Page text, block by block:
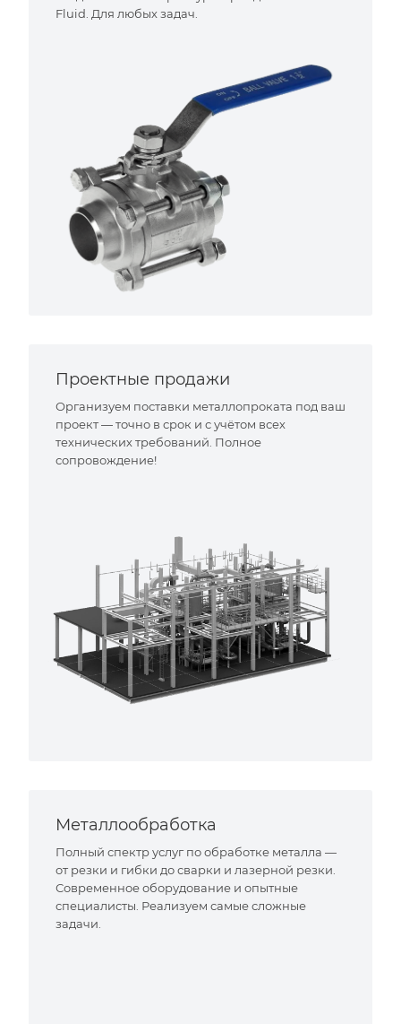
Fluid. Для любых задач.
Проектные продажи
Организуем поставки металлопроката под ваш
проект — точно в срок и с учётом всех
технических требований. Полное
сопровождение!
Металлообработка
Полный спектр услуг по обработке металла —
от резки и гибки до сварки и лазерной резки.
Современное оборудование и опытные
специалисты. Реализуем самые сложные
задачи.